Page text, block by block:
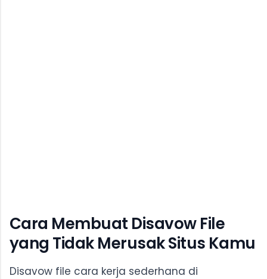
Cara Membuat Disavow File
yang Tidak Merusak Situs Kamu
Disavow file cara kerja sederhana di